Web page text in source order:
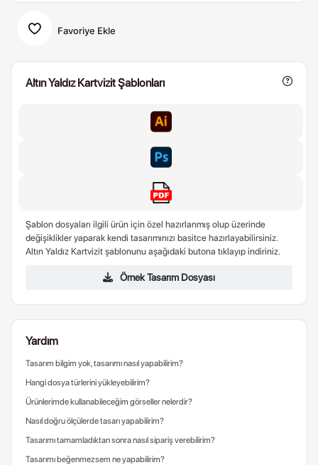
Favoriye Ekle
Altın Yaldız Kartvizit Şablonları
Şablon dosyaları ilgili ürün için özel hazırlanmış olup üzerinde
değişiklikler yaparak kendi tasarımınızı basitce hazırlayabilirsiniz.
Altın Yaldız Kartvizit şablonunu aşağıdaki butona tıklayıp indiriniz.
Örnek Tasarım Dosyası
Yardım
Tasarım bilgim yok, tasarımı nasıl yapabilirim?
Hangi dosya türlerini yükleyebilirim?
Ürünlerimde kullanabileceğim görseller nelerdir?
Nasıl doğru ölçülerde tasarı yapabilirim?
Tasarımı tamamladıktan sonra nasıl sipariş verebilirim?
Tasarımı beğenmezsem ne yapabilirim?